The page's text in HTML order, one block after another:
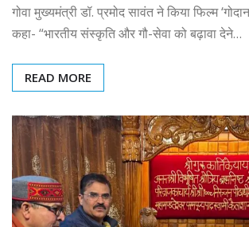
गोवा मुख्यमंत्री डॉ. प्रमोद सावंत ने किया फिल्म
कहा- “भारतीय संस्कृति और गौ-सेवा को बढ़ावा देने…
READ MORE